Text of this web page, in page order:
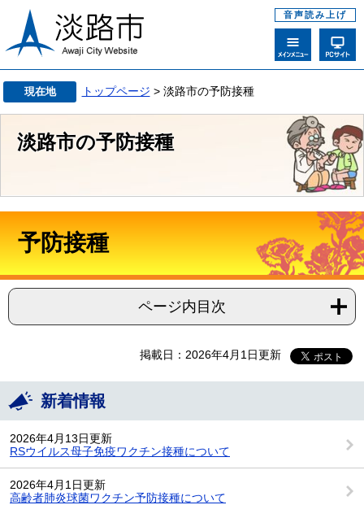
音声読み上げ
現在地 トップページ > 淡路市の予防接種
淡路市の予防接種
予防接種
ページ内目次
掲載日：2026年4月1日更新
新着情報
2026年4月13日更新
RSウイルス母子免疫ワクチン接種について
2026年4月1日更新
高齢者肺炎球菌ワクチン予防接種について